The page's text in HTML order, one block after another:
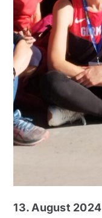
13. August 2024